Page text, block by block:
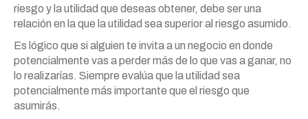
riesgo y la utilidad que deseas obtener, debe ser una
relación en la que la utilidad sea superior al riesgo asumido.
Es lógico que si alguien te invita a un negocio en donde
potencialmente vas a perder más de lo que vas a ganar, no
lo realizarías. Siempre evalúa que la utilidad sea
potencialmente más importante que el riesgo que
asumirás.